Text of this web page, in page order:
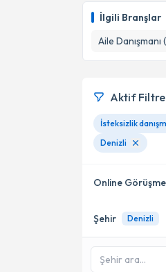
İlgili Branşlar
Aile
Aktif
İsteksizlik
Denizli
Online Görüşme
Online
SadeceDenizli
Şehir Denizli